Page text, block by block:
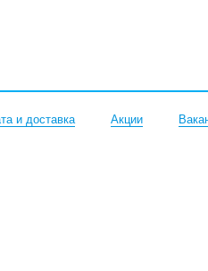
и доставка Акции